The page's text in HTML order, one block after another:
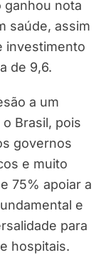
ganhou nota
saúde, assim
investimento
de 9,6.
a um
Brasil, pois
governos
e muito
75% apoiar a
e
para
hospitais.